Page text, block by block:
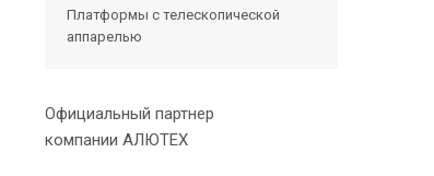
Платформы с телескопической
аппарелью
Официальный партнер
компании АЛЮТЕХ